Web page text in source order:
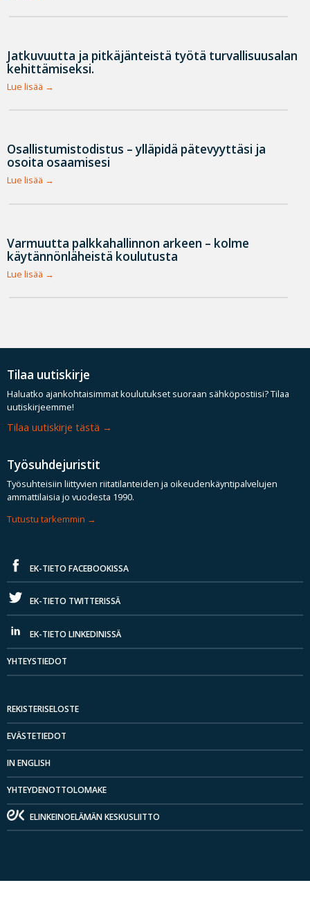
Jatkuvuutta ja pitkäjänteistä työtä turvallisuusalan
kehittämiseksi.
Lue lisää
Osallistumistodistus – ylläpidä pätevyyttäsi ja
osoita osaamisesi
Lue lisää
Varmuutta palkkahallinnon arkeen – kolme
käytännönläheistä koulutusta
Lue lisää
Tilaa uutiskirje
Haluatko ajankohtaisimmat koulutukset suoraan sähköpostiisi? Tilaa
uutiskirjeemme!
Tilaa uutiskirje tästä
Työsuhdejuristit
Työsuhteisiin liittyvien riitatilanteiden ja oikeudenkäyntipalvelujen
ammattilaisia jo vuodesta 1990.
Tutustu tarkemmin
EK-TIETO FACEBOOKISSA
EK-TIETO TWITTERISSÄ
EK-TIETO LINKEDINISSÄ
YHTEYSTIEDOT
REKISTERISELOSTE
EVÄSTETIEDOT
IN ENGLISH
YHTEYDENOTTOLOMAKE
ELINKEINOELÄMÄN KESKUSLIITTO